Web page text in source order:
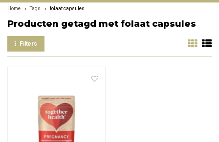
Home Tags folaat capsules
Producten getagd met folaat capsules
Filters